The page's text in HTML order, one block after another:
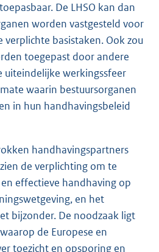
De LHSO kan dan
worden vastgesteld voor
basistaken. Ook zou
toegepast door andere
uiteindelijke werkingssfeer
waarin bestuursorganen
in hun handhavingsbeleid
handhavingspartners
de verplichting om te
effectieve handhaving op
en het
bijzonder. De noodzaak ligt
de Europese en
toezicht en opsporing en